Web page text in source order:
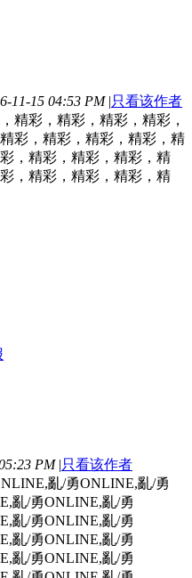
11-15 04:53 PM |只看该作者
精彩，精彩，精彩，精彩，
彩，精彩，精彩，精彩，精
，精彩，精彩，精彩，精
，精彩，精彩，精彩，精
PM |只看该作者
亂/勇ONLINE,亂/勇
亂/勇ONLINE,亂/勇
亂/勇ONLINE,亂/勇
亂/勇ONLINE,亂/勇
亂/勇ONLINE,亂/勇